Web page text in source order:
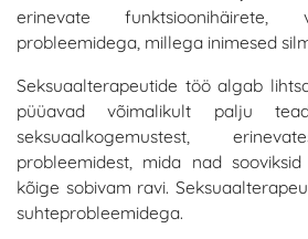
erinevate
probleemidega, millega inimesed
Seksuaalterapeutide töö algab
püüavad võimalikult palju
seksuaalkogemustest,
probleemidest, mida nad
kõige sobivam ravi.
suhteprobleemidega.